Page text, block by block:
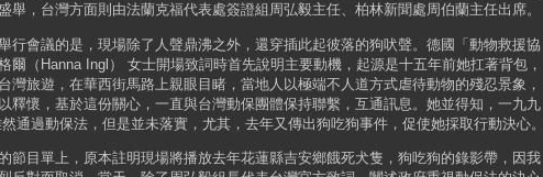
舉，台灣方面則由法蘭克福代表處簽證組周弘毅主任、柏林新聞處周伯蘭主任出席。
行會議的是，現場除了人聲鼎沸之外，還穿插此起彼落的狗吠聲。德國「動物救援協
爾（Hanna Ingl） 女士開場致詞時首先說明主要動機，起源是十五年前她扛著背包，
灣旅遊，在華西街馬路上親眼目睹，當地人以極端不人道方式虐待動物的殘忍景象，
釋懷，基於這份關心，一直與台灣動保團體保持聯繫，互通訊息。她並得知，一九九
通過動保法，但是並未落實，尤其，去年又傳出狗吃狗事件，促使她採取行動決心。
節目單上，原本註明現場將播放去年花蓮縣吉安鄉餓死犬隻，狗吃狗的錄影帶，因我